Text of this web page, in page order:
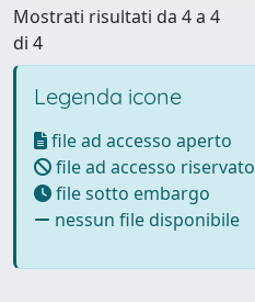
Mostrati risultati da 4 a 4
di 4
Legenda icone
file ad accesso aperto
file ad accesso riservato
file sotto embargo
nessun file disponibile